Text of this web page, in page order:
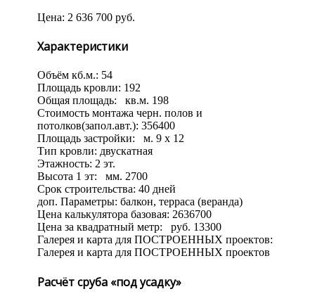
Цена: 2 636 700 руб.
Характеристики
Объём кб.м.: 54
Площадь кровли: 192
Общая площадь:
кв.м. 198
Стоимость монтажа черн. полов и
потолков(запол.авт.): 356400
Площадь застройки:
м. 9 x 12
Тип кровли: двускатная
Этажность: 2 эт.
Высота 1 эт:
мм. 2700
Срок строительства: 40 дней
доп. Параметры: балкон, терраса (веранда)
Цена калькулятора базовая: 2636700
Цена за квадратный метр:
руб. 13300
Галерея и карта для ПОСТРОЕННЫХ проектов:
Галерея и карта для ПОСТРОЕННЫХ проектов
Расчёт сруба «под усадку»